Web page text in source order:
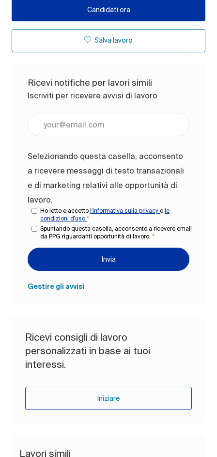
Candidati ora
Salva lavoro
Ricevi notifiche per lavori simili
Iscriviti per ricevere avvisi di lavoro
Selezionando questa casella, acconsento
a ricevere messaggi di testo transazionali
e di marketing relativi alle opportunità di
lavoro.
Ho letto e accetto l'informativa sulla privacy e le
condizioni d'uso *
Spuntando questa casella, acconsento a ricevere email
da PPG riguardanti opportunità di lavoro. *
Invia
Gestire gli avvisi
Ricevi consigli di lavoro
personalizzati in base ai tuoi
interessi.
Iniziare
Lavori simili